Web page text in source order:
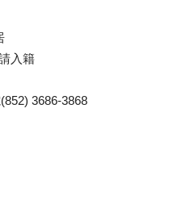
入籍
3686-3868